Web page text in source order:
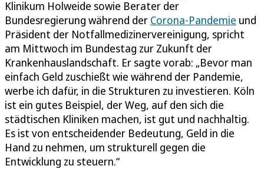
Klinikum Holweide sowie Berater der
Bundesregierung während der Corona-Pandemie und
Präsident der Notfallmedizinervereinigung, spricht
am Mittwoch im Bundestag zur Zukunft der
Krankenhauslandschaft. Er sagte vorab: „Bevor man
einfach Geld zuschießt wie während der Pandemie,
werbe ich dafür, in die Strukturen zu investieren. Köln
ist ein gutes Beispiel, der Weg, auf den sich die
städtischen Kliniken machen, ist gut und nachhaltig.
Es ist von entscheidender Bedeutung, Geld in die
Hand zu nehmen, um strukturell gegen die
Entwicklung zu steuern.“